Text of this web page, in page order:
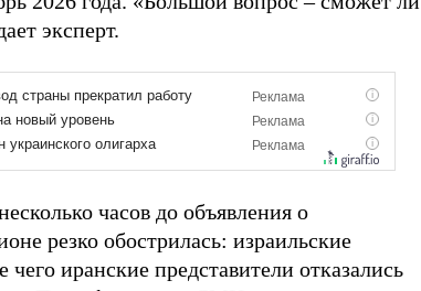
эксперт.
часов до объявления о
резко обострилась: израильские
иранские представители отказались